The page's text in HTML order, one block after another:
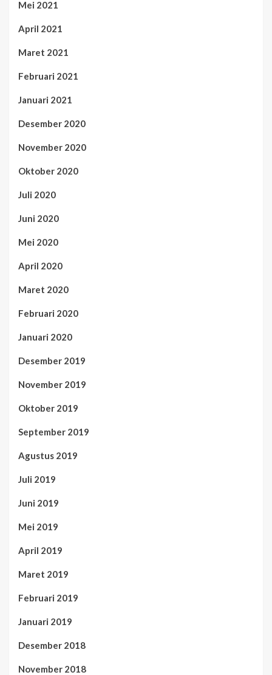
Mei 2021
April 2021
Maret 2021
Februari 2021
Januari 2021
Desember 2020
November 2020
Oktober 2020
Juli 2020
Juni 2020
Mei 2020
April 2020
Maret 2020
Februari 2020
Januari 2020
Desember 2019
November 2019
Oktober 2019
September 2019
Agustus 2019
Juli 2019
Juni 2019
Mei 2019
April 2019
Maret 2019
Februari 2019
Januari 2019
Desember 2018
November 2018